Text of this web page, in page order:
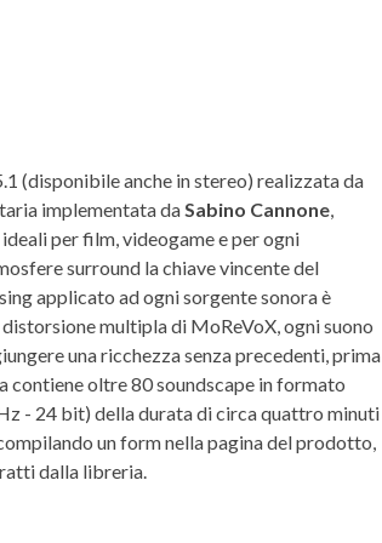
(disponibile anche in stereo) realizzata da
implementata daSabino Cannone,
per film, videogame e per ogni
surround la chiave vincente del
applicato ad ogni sorgente sonora è
multipla di MoReVoX, ogni suono
una ricchezza senza precedenti, prima
contiene oltre 80 soundscape in formato
- 24 bit) della durata di circa quattro minuti
un form nella pagina del prodotto,
dalla libreria.